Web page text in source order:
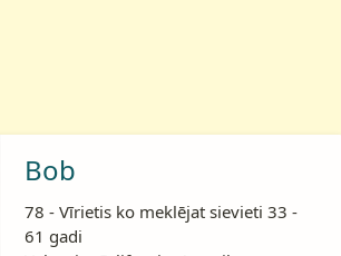
Bob
78 - Vīrietis ko meklējat sievieti 33 -
61 gadi